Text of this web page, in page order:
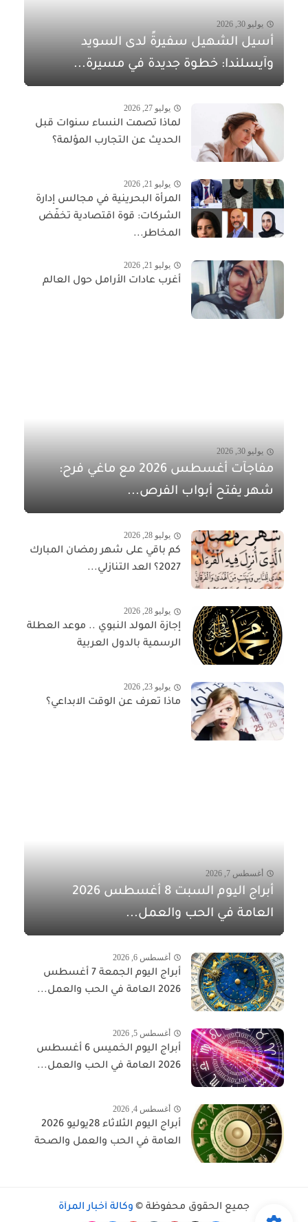
يوليو 30, 2026
أسيل الشهيل سفيرةً لدى السويد
وآيسلندا: خطوة جديدة في مسيرة...
يوليو 27, 2026
لماذا تصمت النساء سنوات قبل
الحديث عن التجارب المؤلمة؟
يوليو 21, 2026
المرأة البحرينية في مجالس إدارة
الشركات: قوة اقتصادية تخفّض
المخاطر...
يوليو 21, 2026
أغرب عادات الأرامل حول العالم
يوليو 30, 2026
مفاجآت أغسطس 2026 مع ماغي فرح:
شهر يفتح أبواب الفرص...
يوليو 28, 2026
كم باقي على شهر رمضان المبارك
2027؟ العد التنازلي...
يوليو 28, 2026
إجازة المولد النبوي .. موعد العطلة
الرسمية بالدول العربية
يوليو 23, 2026
ماذا تعرف عن الوقت الابداعي؟
أغسطس 7, 2026
أبراج اليوم السبت 8 أغسطس 2026
العامة في الحب والعمل...
أغسطس 6, 2026
أبراج اليوم الجمعة 7 أغسطس
2026 العامة في الحب والعمل...
أغسطس 5, 2026
أبراج اليوم الخميس 6 أغسطس
2026 العامة في الحب والعمل...
أغسطس 4, 2026
أبراج اليوم الثلاثاء 28يوليو 2026
العامة في الحب والعمل والصحة
جميع الحقوق محفوظة © وكالة أخبار المرأة